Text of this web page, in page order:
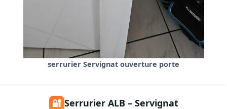
serrurier Servignat ouverture porte
🔐 Serrurier ALB – Servignat